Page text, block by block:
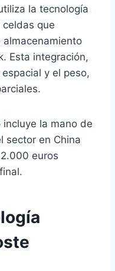
la tecnología
celdas que
Esta integración,
y el peso,
incluye la mano de
sector en China
euros